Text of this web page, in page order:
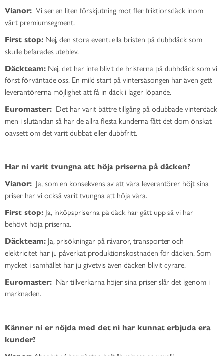
Vianor: Vi ser en liten förskjutning mot fler friktionsdäck inom
vårt premiumsegment.
First stop: Nej, den stora eventuella bristen på dubbdäck som
skulle befarades uteblev.
Däckteam: Nej, det har inte blivit de bristerna på dubbdäck som vi
först förväntade oss. En mild start på vintersäsongen har även gett
leverantörerna möjlighet att få in däck i lager löpande.
Euromaster: Det har varit bättre tillgång på odubbade vinterdäck
men i slutändan så har de allra flesta kunderna fått det dom önskat
oavsett om det varit dubbat eller dubbfritt.
Har ni varit tvungna att höja priserna på däcken?
Vianor: Ja, som en konsekvens av att våra leverantörer höjt sina
priser har vi också varit tvungna att höja våra.
First stop: Ja, inköpspriserna på däck har gått upp så vi har
behövt höja priserna.
Däckteam: Ja, prisökningar på råvaror, transporter och
elektricitet har ju påverkat produktionskostnaden för däcken. Som
mycket i samhället har ju givetvis även däcken blivit dyrare.
Euromaster: När tillverkarna höjer sina priser slår det igenom i
marknaden.
Känner ni er nöjda med det ni har kunnat erbjuda era
kunder?